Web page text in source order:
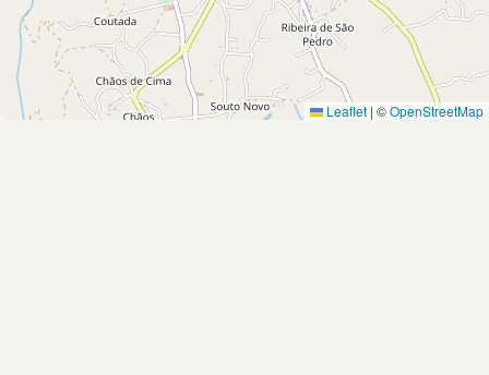
Leaflet | ©OpenStreetMap